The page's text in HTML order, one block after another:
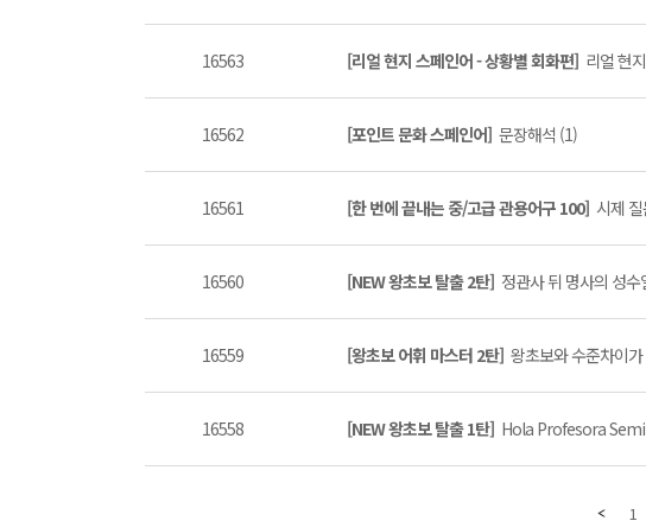
16563 [리얼 현지 스페인어 - 상황별 회화편] 리얼 현
16562 [포인트 문화 스페인어] 문장해석 (1)
16561 [한 번에 끝내는 중/고급 관용어구 100] 시제
16560 [NEW 왕초보 탈출 2탄] 정관사 뒤 명사의 성수
16559 [왕초보 어휘 마스터 2탄] 왕초보와 수준차이
16558 [NEW 왕초보 탈출 1탄] Hola Profesora
1